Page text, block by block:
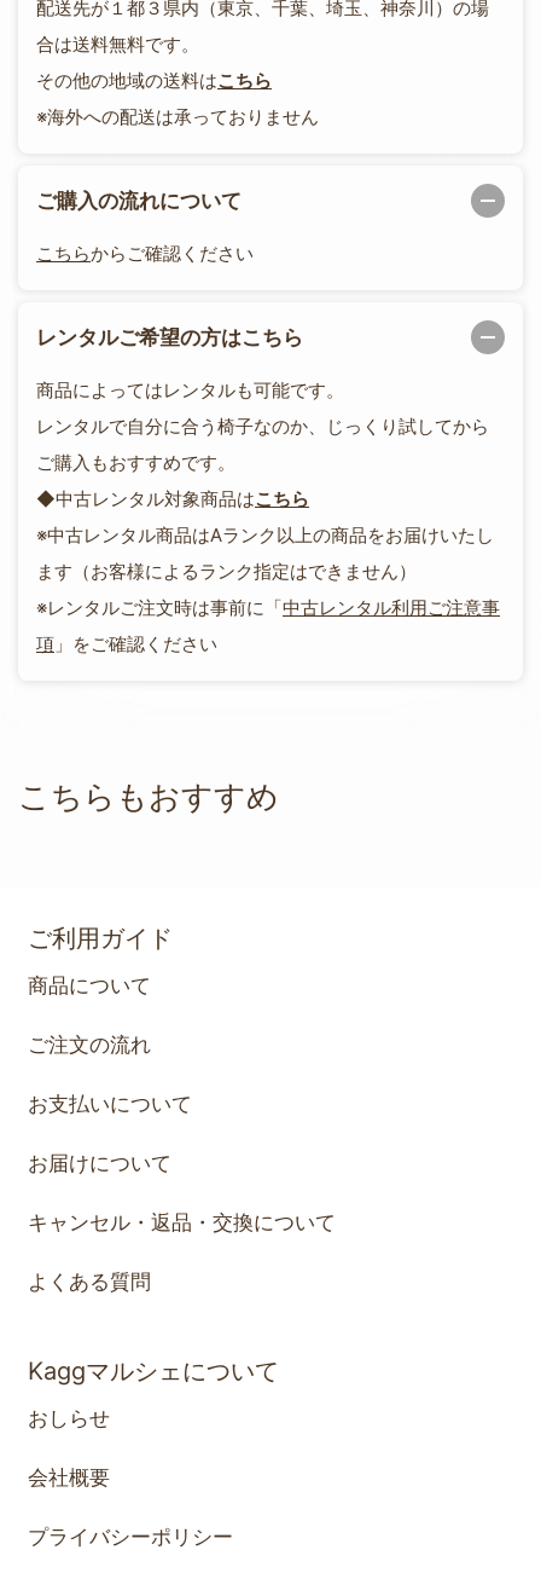
配送先が１都３県内（東京、千葉、埼玉、神奈川）の場
合は送料無料です。
その他の地域の送料はこちら
※海外への配送は承っておりません
ご購入の流れについて
こちらからご確認ください
レンタルご希望の方はこちら
商品によってはレンタルも可能です。
レンタルで自分に合う椅子なのか、じっくり試してから
ご購入もおすすめです。
◆中古レンタル対象商品はこちら
※中古レンタル商品はAランク以上の商品をお届けいたし
ます（お客様によるランク指定はできません）
※レンタルご注文時は事前に「中古レンタル利用ご注意事
項 」をご確認ください
こちらもおすすめ
ご利用ガイド
商品について
ご注文の流れ
お支払いについて
お届けについて
キャンセル・返品・交換について
よくある質問
Kaggマルシェについて
おしらせ
会社概要
プライバシーポリシー